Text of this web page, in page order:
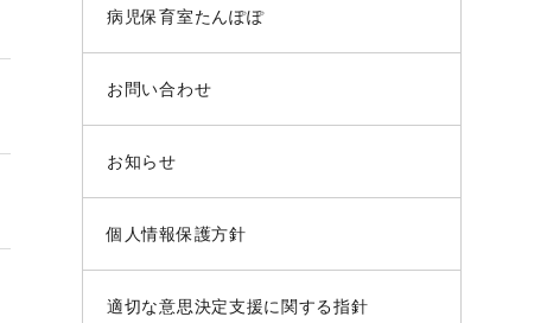
病児保育室たんぽぽ
お問い合わせ
お知らせ
個人情報保護方針
適切な意思決定支援に関する指針